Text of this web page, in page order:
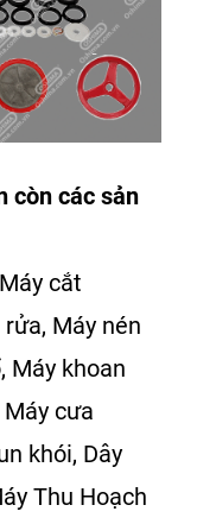
còn các sản
Máy cắt
rửa, Máy nén
, Máy khoan
Máy cưa
khói, Dây
Thu Hoạch